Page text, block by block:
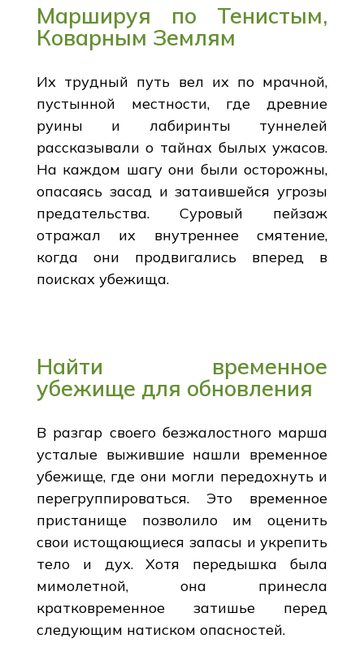
Маршируя по Тенистым,
Коварным Землям
Их трудный путь вел их по мрачной,
пустынной местности, где древние
руины и лабиринты туннелей
рассказывали о тайнах былых ужасов.
На каждом шагу они были осторожны,
опасаясь засад и затаившейся угрозы
предательства. Суровый пейзаж
отражал их внутреннее смятение,
когда они продвигались вперед в
поисках убежища.
Найти временное
убежище для обновления
В разгар своего безжалостного марша
усталые выжившие нашли временное
убежище, где они могли передохнуть и
перегруппироваться. Это временное
пристанище позволило им оценить
свои истощающиеся запасы и укрепить
тело и дух. Хотя передышка была
мимолетной, она принесла
кратковременное затишье перед
следующим натиском опасностей.